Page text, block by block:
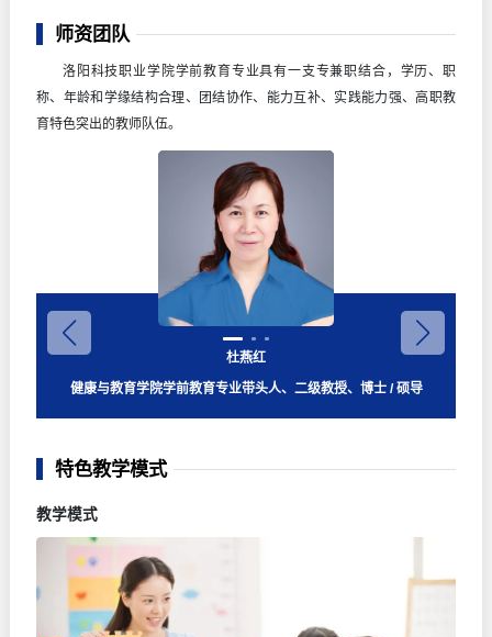
师资团队
洛阳科技职业学院学前教育专业具有一支专兼职结合，学历、职
称、年龄和学缘结构合理、团结协作、能力互补、实践能力强、高职教
育特色突出的教师队伍。
王红芝
健康与教育学院兼职教师
谢阳春
健康与教育学院兼职教师
杜燕红
健康与教育学院学前教育专业带头人、二级教授、博士 / 硕导
特色教学模式
教学模式